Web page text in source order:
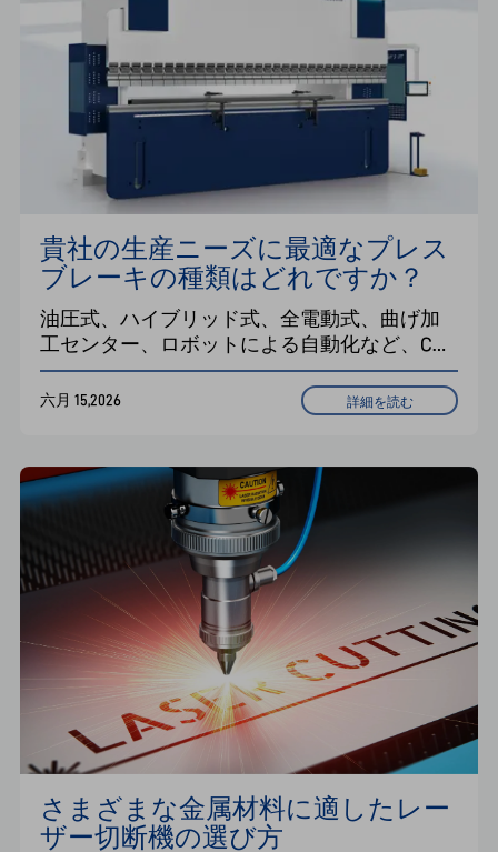
貴社の生産ニーズに最適なプレス
ブレーキの種類はどれですか？
油圧式、ハイブリッド式、全電動式、曲げ加
工センター、ロボットによる自動化など、CNC
プレスブレーキの種類に関する最新ガイド。
Han社のIFTプレスブレーキソリューションが、
精度、効率性、そしてスマートな板金加工を
六月 15,2026 詳細を読む
さまざまな金属材料に適したレー
ザー切断機の選び方